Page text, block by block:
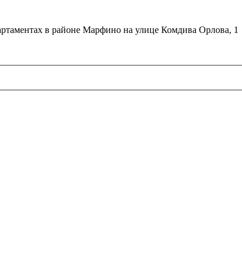
в районе Марфино на улице Комдива Орлова, 1